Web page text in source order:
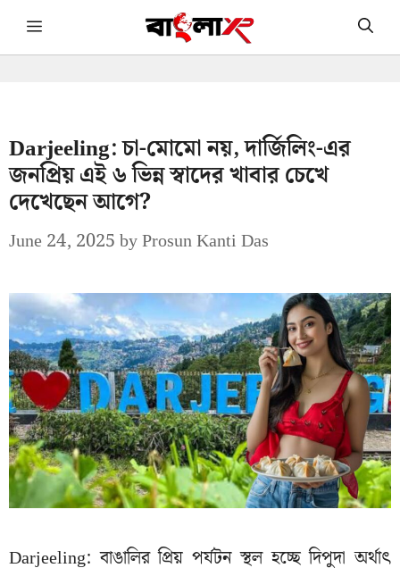
Skip Menu
Darjeeling: চা-মোমো নয়, দার্জিলিং-এর
জনপ্রিয় এই ৬ ভিন্ন স্বাদের খাবার চেখে
দেখেছেন আগে?
June 24, 2025byProsun Kanti Das
Darjeeling: বাঙালির প্রিয় পর্যটন স্থল হচ্ছে দিপুদা অর্থাৎ